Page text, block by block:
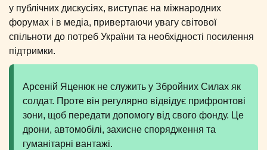
у публічних дискусіях, виступає на міжнародних
форумах і в медіа, привертаючи увагу світової
спільноти до потреб України та необхідності посилення
підтримки.
Арсеній Яценюк не служить у Збройних Силах як
солдат. Проте він регулярно відвідує прифронтові
зони, щоб передати допомогу від свого фонду. Це
дрони, автомобілі, захисне спорядження та
гуманітарні вантажі.